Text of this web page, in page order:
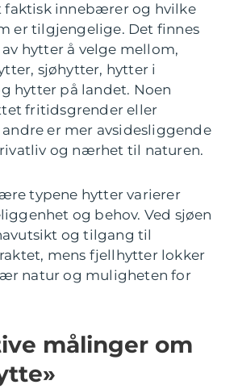
faktisk innebærer og hvilke
er tilgjengelige. Det finnes
hytter å velge mellom,
sjøhytter, hytter i
hytter på landet. Noen
fritidsgrender eller
er mer avsidesliggende
og nærhet til naturen.
typene hytter varierer
og behov. Ved sjøen
og tilgang til
mens fjellhytter lokker
natur og muligheten for
målinger om